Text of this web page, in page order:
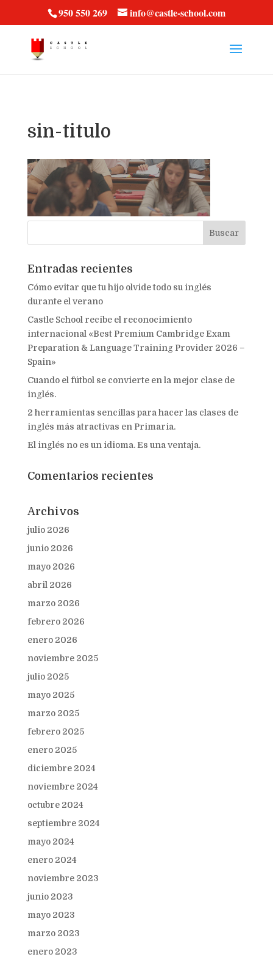
950 550 269 info@castle-school.com
sin-titulo
Entradas recientes
Cómo evitar que tu hijo olvide todo su inglés
durante el verano
Castle School recibe el reconocimiento
internacional «Best Premium Cambridge Exam
Preparation & Language Training Provider 2026 –
Spain»
Cuando el fútbol se convierte en la mejor clase de
inglés.
2 herramientas sencillas para hacer las clases de
inglés más atractivas en Primaria.
El inglés no es un idioma. Es una ventaja.
Comentarios recientes
Archivos
julio 2026
junio 2026
mayo 2026
abril 2026
marzo 2026
febrero 2026
enero 2026
noviembre 2025
julio 2025
mayo 2025
marzo 2025
febrero 2025
enero 2025
diciembre 2024
noviembre 2024
octubre 2024
septiembre 2024
mayo 2024
enero 2024
noviembre 2023
junio 2023
mayo 2023
marzo 2023
enero 2023